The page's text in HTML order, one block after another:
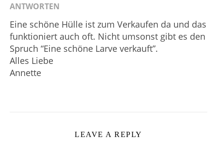
ANTWORTEN
Eine schöne Hülle ist zum Verkaufen da und das
funktioniert auch oft. Nicht umsonst gibt es den
Spruch “Eine schöne Larve verkauft”.
Alles Liebe
Annette
LEAVE A REPLY